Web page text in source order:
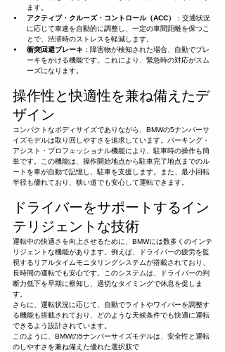
ます。
アクティブ・クルーズ・コントロール（ACC）
：交通状況
に応じて車速を自動的に調整し、一定の車間距離を保つこ
とで、渋滞時のストレスを軽減します。
衝突回避ブレーキ ：障害物が検知された場合、自動でブレ
ーキをかける機能です。これにより、緊急時の対応がスム
ーズになります。
操作性と快適性を兼ね備えたデ
ザイン
コンパクトなボディサイズでありながら、BMWの5ナンバーサ
イズモデルは取り回しやすさを追求しています。パーキング・
アシスト・プロフェッショナル機能により、駐車時の操作も簡
単です。この機能は、操作開始地点から駐車完了地点までのル
ートを車が自動で記憶し、駐車を支援します。また、最小回転
半径も優れており、狭い道でも安心して運転できます。
ドライバーをサポートするイン
テリジェントな技術
運転中の快適さを向上させるために、BMWには数多くのインテ
リジェントな機能があります。例えば、ドライバーの疲労を監
視するリアルタイムモニタリングシステムが搭載されており、
長時間の運転でも安心です。このシステムは、ドライバーの判
断力低下を早期に察知し、適切なタイミングで休息を促しま
す。
さらに、運転状況に応じて、自動でライトやワイパーを調整す
る機能も搭載されており、どのような天候条件でも快適に運転
できるよう設計されています。
このように、BMWの5ナンバーサイズモデルは、安全性と運転
のしやすさを兼ね備えた優れた選択肢で